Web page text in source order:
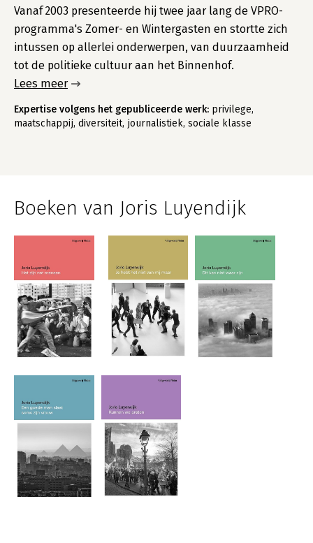
Vanaf 2003 presenteerde hij twee jaar lang de VPRO-
programma's Zomer- en Wintergasten en stortte zich
intussen op allerlei onderwerpen, van duurzaamheid
tot de politieke cultuur aan het Binnenhof.
Lees meer
Expertise volgens het gepubliceerde werk: privilege,
maatschappij, diversiteit, journalistiek, sociale klasse
Boeken van Joris Luyendijk